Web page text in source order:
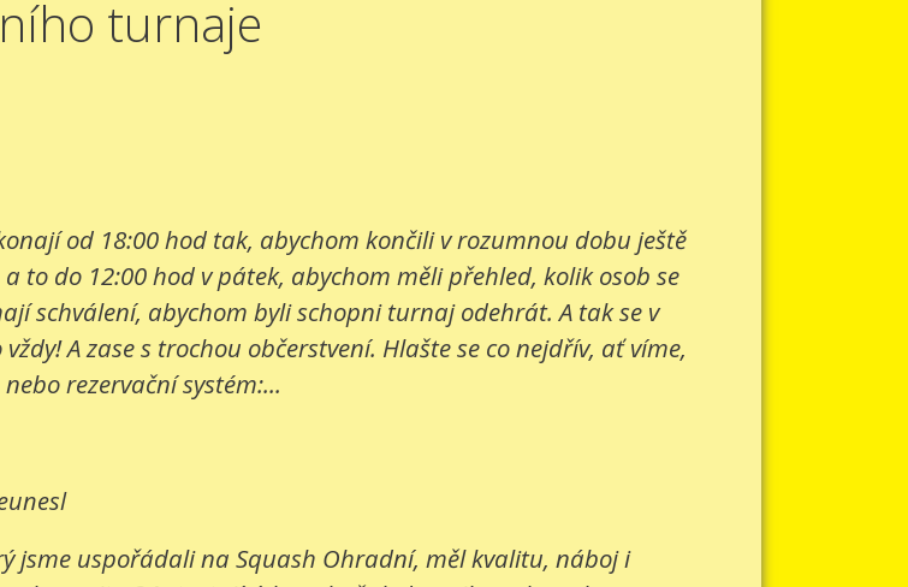
turnaje
od 18:00 hod tak, abychom končili v rozumnou dobu ještě
to do 12:00 hod v pátek, abychom měli přehled, kolik osob se
schválení, abychom byli schopni turnaj odehrát. A tak se v
A zase s trochou občerstvení. Hlašte se co nejdřív, ať víme,
rezervační systém:...
jsme uspořádali na Squash Ohradní, měl kvalitu, náboj i